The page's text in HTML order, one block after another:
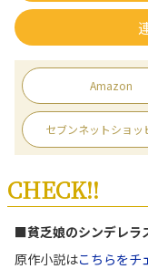
Amazon
セブンネットショッ
CHECK!!
■貧乏娘のシンデレラ
原作小説はこちらをチ